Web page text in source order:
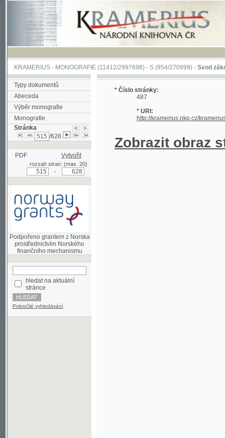
KRAMERIUS-MONOGRAFIE(11412/2997698) -S (954/270999)-Svod zákonův
Typy dokumentů
Abeceda
Výběr monografie
Monografie
Stránka
/628
PDF Vytvořit
rozsah stran: (max. 20)
Podpořeno grantem z Norska
prostřednictvím Norského
hledat na aktuální
stránce
Pokročilé vyhledávání
* Číslo stránky:
487
* URI:
http://kramerius.nkp.cz/kramerius/